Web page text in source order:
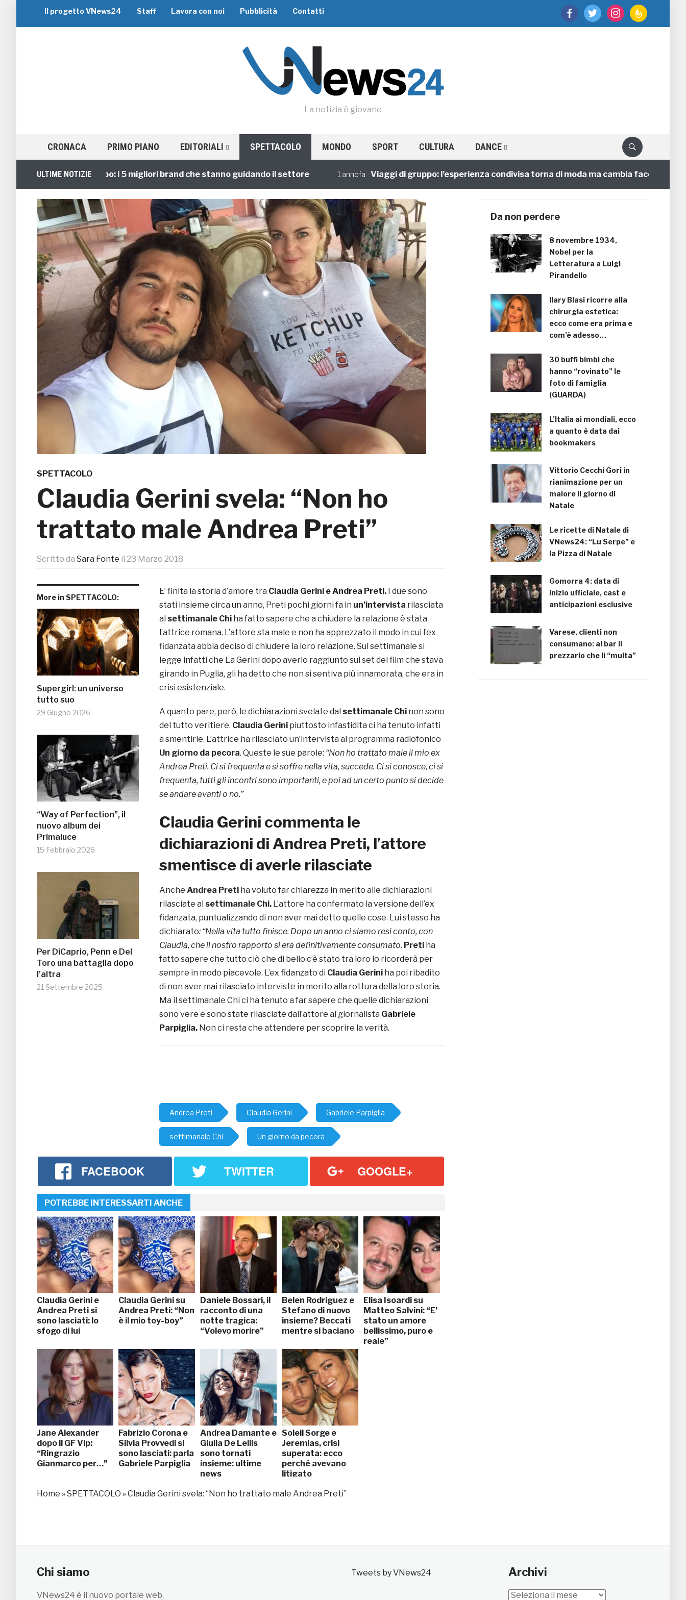
facebooktwitter instagramfeedburner
Il progetto VNews24 Staff Lavora con noi Pubblicità Contatti
La notizia è giovane
CRONACA PRIMO PIANO EDITORIALI SPETTACOLO MONDO SPORT CULTURA DANCE
ULTIME NOTIZIE
Viaggi di Gruppo: i 5 migliori brand che stanno guidando il settore 1 annofa Viaggi di gruppo: l’esperienza condivisa torna di moda ma cambia faccia
SPETTACOLO
Claudia Gerini svela: “Non ho
trattato male Andrea Preti”
Scritto da Sara Fonte il 23 Marzo 2018
More in SPETTACOLO:
Supergirl: un universo
tutto suo
29 Giugno 2026
“Way of Perfection”, il
nuovo album dei
Primaluce
15 Febbraio 2026
Per DiCaprio, Penn e Del
Toro una battaglia dopo
l’altra
21 Settembre 2025
E’ finita la storia d’amore tra Claudia Gerini e Andrea Preti. I due sono
stati insieme circa un anno, Preti pochi giorni fa in un’intervista rilasciata
al settimanale Chi ha fatto sapere che a chiudere la relazione è stata
l’attrice romana. L’attore sta male e non ha apprezzato il modo in cui l’ex
fidanzata abbia deciso di chiudere la loro relazione. Sul settimanale si
legge infatti che La Gerini dopo averlo raggiunto sul set del film che stava
girando in Puglia, gli ha detto che non si sentiva più innamorata, che era in
crisi esistenziale.
A quanto pare, però, le dichiarazioni svelate dal settimanale Chi non sono
del tutto veritiere. Claudia Gerini piuttosto infastidita ci ha tenuto infatti
a smentirle. L’attrice ha rilasciato un’intervista al programma radiofonico
Un giorno da pecora. Queste le sue parole: “Non ho trattato male il mio ex
Andrea Preti. Ci si frequenta e si soffre nella vita, succede. Ci si conosce, ci si
frequenta, tutti gli incontri sono importanti, e poi ad un certo punto si decide
se andare avanti o no.”
Claudia Gerini commenta le
dichiarazioni di Andrea Preti, l’attore
smentisce di averle rilasciate
Anche Andrea Preti ha voluto far chiarezza in merito alle dichiarazioni
rilasciate al settimanale Chi. L’attore ha confermato la versione dell’ex
fidanzata, puntualizzando di non aver mai detto quelle cose. Lui stesso ha
dichiarato: “Nella vita tutto finisce. Dopo un anno ci siamo resi conto, con
Claudia, che il nostro rapporto si era definitivamente consumato. Preti ha
fatto sapere che tutto ciò che di bello c’è stato tra loro lo ricorderà per
sempre in modo piacevole. L’ex fidanzato di Claudia Gerini ha poi ribadito
di non aver mai rilasciato interviste in merito alla rottura della loro storia.
Ma il settimanale Chi ci ha tenuto a far sapere che quelle dichiarazioni
sono vere e sono state rilasciate dall’attore al giornalista Gabriele
Parpiglia. Non ci resta che attendere per scoprire la verità.
Andrea Preti Claudia Gerini Gabriele Parpiglia
settimanale Chi Un giorno da pecora
FACEBOOK TWITTER GOOGLE+
POTREBBE INTERESSARTI ANCHE
Claudia Gerini e
Andrea Preti si
sono lasciati: lo
sfogo di lui
Claudia Gerini su
Andrea Preti: “Non
è il mio toy-boy”
Daniele Bossari, il
racconto di una
notte tragica:
“Volevo morire”
Belen Rodriguez e
Stefano di nuovo
insieme? Beccati
mentre si baciano
Elisa Isoardi su
Matteo Salvini: “E’
stato un amore
bellissimo, puro e
reale”
Jane Alexander
dopo il GF Vip:
“Ringrazio
Gianmarco per…”
Fabrizio Corona e
Silvia Provvedi si
sono lasciati: parla
Gabriele Parpiglia
Andrea Damante e
Giulia De Lellis
sono tornati
insieme: ultime
news
Soleil Sorge e
Jeremias, crisi
superata: ecco
perché avevano
litigato
Home »SPETTACOLO »Claudia Gerini svela: “Non ho trattato male Andrea Preti”
Da non perdere
8 novembre 1934,
Nobel per la
Letteratura a Luigi
Pirandello
Ilary Blasi ricorre alla
chirurgia estetica:
ecco come era prima e
com’è adesso…
30 buffi bimbi che
hanno “rovinato” le
foto di famiglia
(GUARDA)
L’Italia ai mondiali, ecco
a quanto è data dai
bookmakers
Vittorio Cecchi Gori in
rianimazione per un
malore il giorno di
Natale
Le ricette di Natale di
VNews24: “Lu Serpe” e
la Pizza di Natale
Gomorra 4: data di
inizio ufficiale, cast e
anticipazioni esclusive
Varese, clienti non
consumano: al bar il
prezzario che li “multa”
Chi siamo
VNews24 è il nuovo portale web,
Tweets by VNews24 Archivi
Archivi